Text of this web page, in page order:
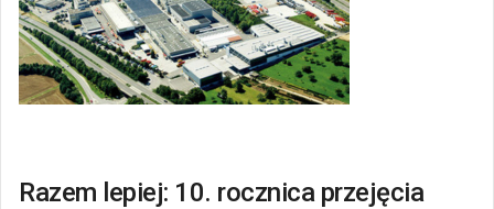
Razem lepiej: 10. rocznica przejęcia